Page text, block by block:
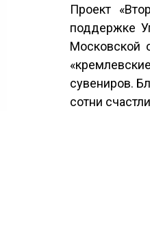
Проект
поддержке
Московской
сувениров.
сотни